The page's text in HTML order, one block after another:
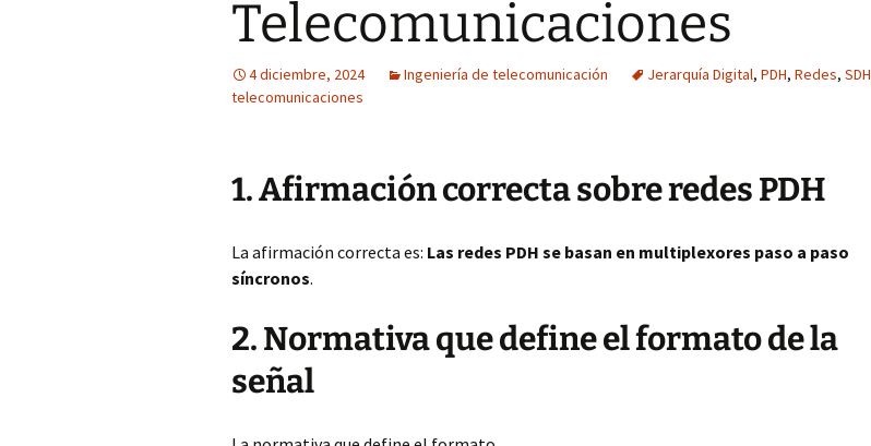
Telecomunicaciones
4 diciembre, 2024 Ingeniería de telecomunicación Jerarquía Digital, PDH, Redes, SDH
telecomunicaciones
1. Afirmación correcta sobre redes PDH
La afirmación correcta es: Las redes PDH se basan en multiplexores paso a paso
síncronos.
2. Normativa que define el formato de la
señal